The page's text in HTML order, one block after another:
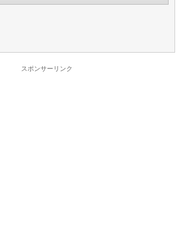
スポンサーリンク